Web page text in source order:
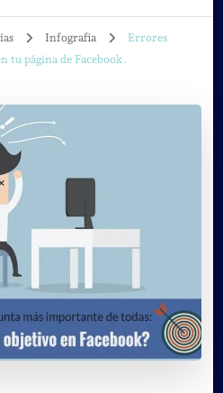
Infografia
Errores
tu página de Facebook.